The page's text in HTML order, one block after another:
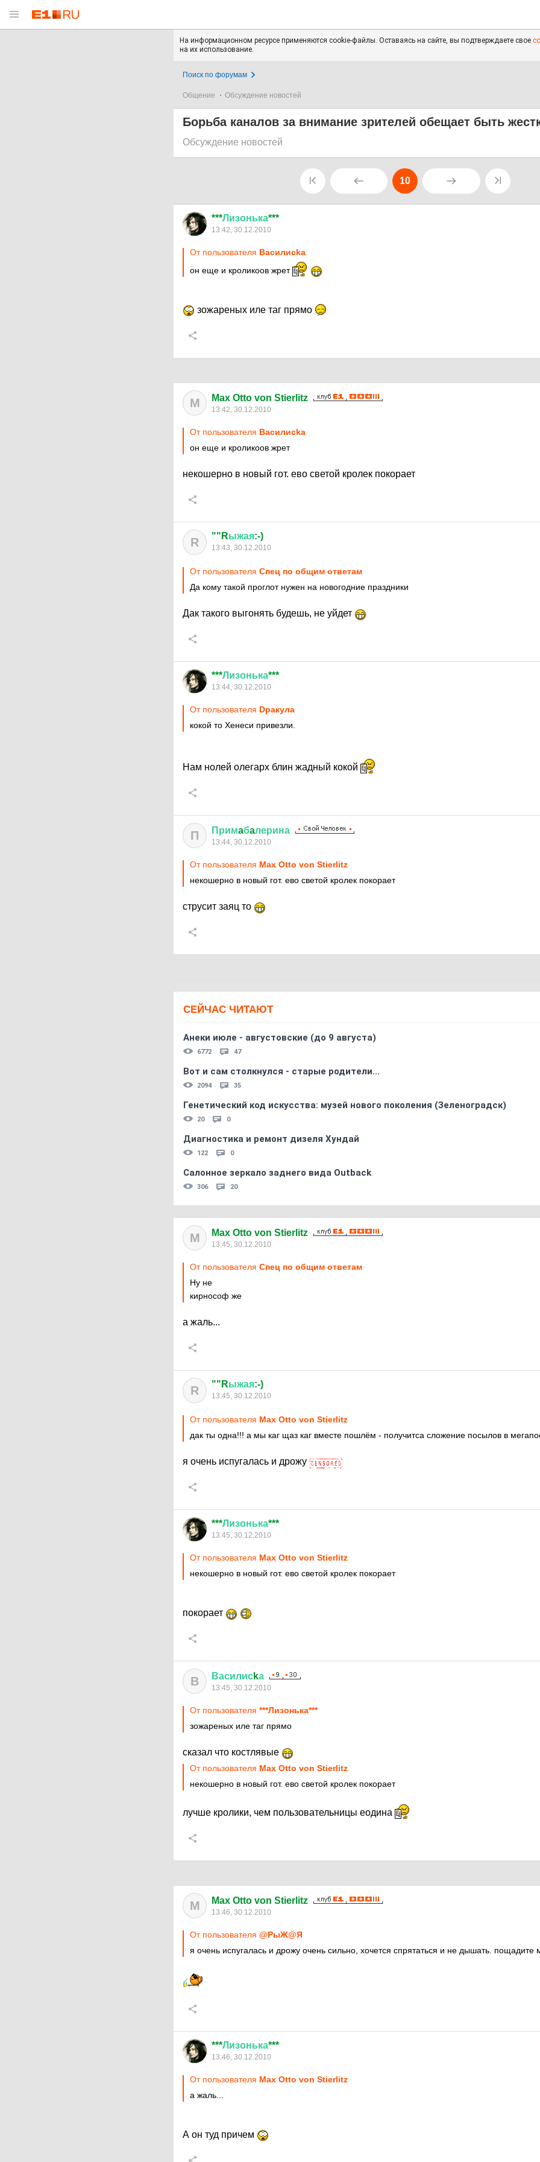
На информационном ресурсе применяются cookie-файлы. Оставаясь на сайте, вы подтверждаете свое
на их использование.
Поиск по форумам
Общение Обсуждение новостей
Борьба каналов за внимание зрителей обещает быть
Обсуждение новостей
10
***Лизонька***
13:42, 30.12.2010
От пользователя Василисkа
он еще и кроликоов жрет
зожареных иле таг прямо
M Max Otto von Stierlitz
13:42, 30.12.2010
От пользователя Василисkа
он еще и кроликоов жрет
некошерно в новый гот. ево светой кролек покорает
R ""Rыжая:-)
13:43, 30.12.2010
От пользователя Спец по общим ответам
Да кому такой проглот нужен на новогодние праздники
Дак такого выгонять будешь, не уйдет
***Лизонька***
13:44, 30.12.2010
От пользователя Dракула
кокой то Хенеси привезли.
Нам нолей олегарх блин жадный кокой
П Примaбaлерина
13:44, 30.12.2010
От пользователя Max Otto von Stierlitz
некошерно в новый гот. ево светой кролек покорает
струсит заяц то
СЕЙЧАС ЧИТАЮТ
Анеки июле - августовские (до 9 августа)
6772 47
Вот и сам столкнулся - старые родители...
2094 35
Генетический код искусства: музей нового поколения (Зеленоградск)
20 0
Диагностика и ремонт дизеля Хундай
122 0
Салонное зеркало заднего вида Outback
306 20
M Max Otto von Stierlitz
13:45, 30.12.2010
От пользователя Спец по общим ответам
Ну не
кирнософ же
а жаль...
R ""Rыжая:-)
13:45, 30.12.2010
От пользователя Max Otto von Stierlitz
дак ты одна!!! а мы каг щаз каг вместе пошлём - получитса сложение посылов в
я очень испугалась и дрожу
***Лизонька***
13:45, 30.12.2010
От пользователя Max Otto von Stierlitz
некошерно в новый гот. ево светой кролек покорает
покорает
В Василисkа
13:45, 30.12.2010
От пользователя ***Лизонька***
зожареных иле таг прямо
сказал что костлявые
От пользователя Max Otto von Stierlitz
некошерно в новый гот. ево светой кролек покорает
лучше кролики, чем пользовательницы еодина
M Max Otto von Stierlitz
13:46, 30.12.2010
От пользователя @РыЖ@Я
я очень испугалась и дрожу очень сильно, хочется спрятаться и не дышать. пощадите
***Лизонька***
13:46, 30.12.2010
От пользователя Max Otto von Stierlitz
а жаль...
А он туд причем